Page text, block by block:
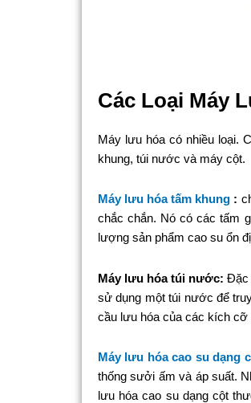
Các Loại Máy
Máy lưu hóa có nhiều loại.
khung, túi nước và máy cột.
Máy lưu hóa tấm khung :
chắc chắn. Nó có các tấm
lượng sản phẩm cao su ổn
Máy lưu hóa túi nước: Đặc
sử dụng một túi nước để
cầu lưu hóa của các kích cỡ
Máy lưu hóa cao su dạng
thống sưởi ấm và áp suất.
lưu hóa cao su dạng cột